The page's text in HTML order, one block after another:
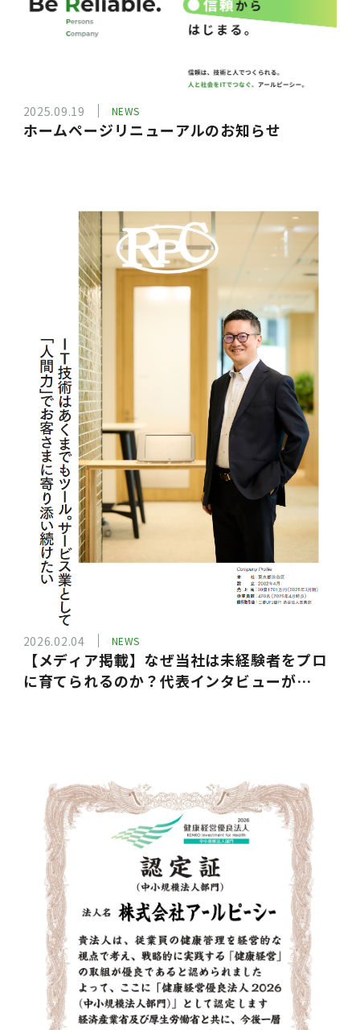
2025.09.19 NEWS
ホームページリニューアルのお知らせ
2026.02.04 NEWS
【メディア掲載】なぜ当社は未経験者をプロ
に育てられるのか？代表インタビューが